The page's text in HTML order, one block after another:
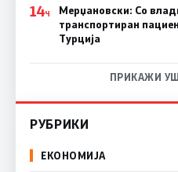
14Ч
Мерџановски: Со
транспортиран
Турција
ПРИКАЖИ
РУБРИКИ
ЕКОНОМИЈА